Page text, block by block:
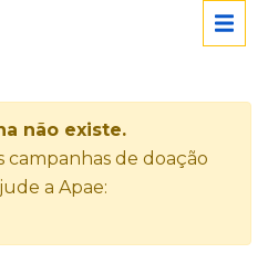
não existe.
campanhas de doação
a Apae: